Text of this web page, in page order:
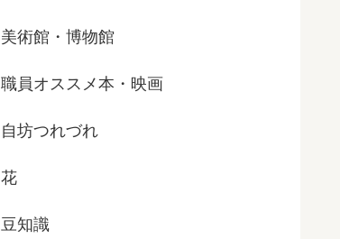
美術館・博物館
職員オススメ本・映画
自坊つれづれ
花
豆知識